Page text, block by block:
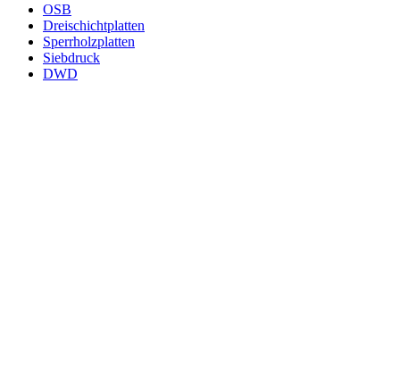
OSB
Dreischichtplatten
Sperrholzplatten
Siebdruck
DWD